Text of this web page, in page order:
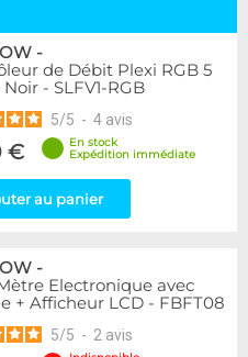
-
de Débit Plexi RGB 5
- SLFV1-RGB
5/5 - 4 avis
€
En stock
Expédition immédiate
au panier
-
Electronique avec
+ Afficheur LCD - FBFT08
5/5 - 2 avis